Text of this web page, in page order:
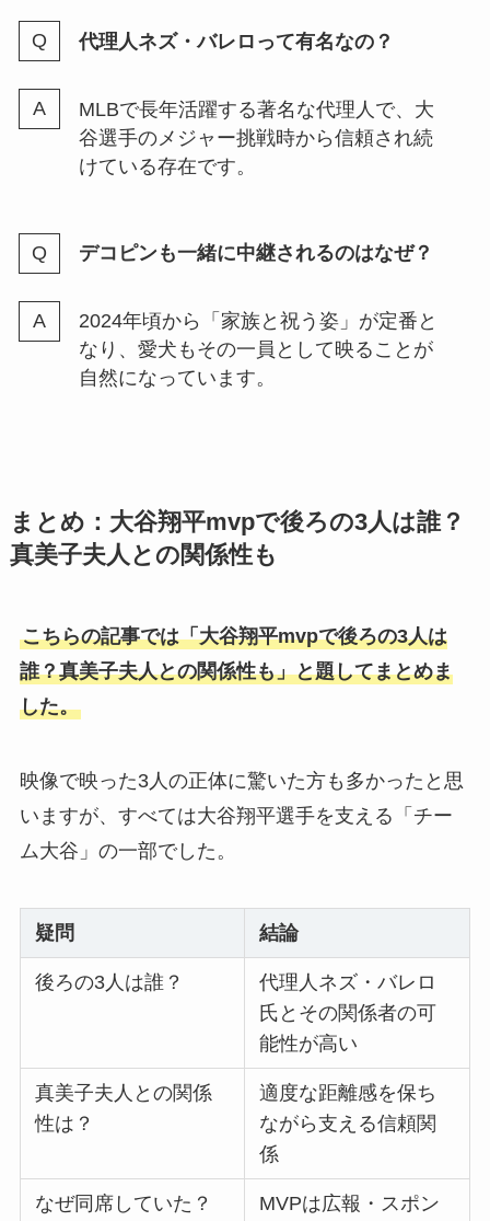
代理人ネズ・バレロって有名なの？
MLBで長年活躍する著名な代理人で、大
谷選手のメジャー挑戦時から信頼され続
けている存在です。
デコピンも一緒に中継されるのはなぜ？
2024年頃から「家族と祝う姿」が定番と
なり、愛犬もその一員として映ることが
自然になっています。
まとめ：大谷翔平mvpで後ろの3人は誰？
真美子夫人との関係性も
こちらの記事では「大谷翔平mvpで後ろの3人は
誰？真美子夫人との関係性も」と題してまとめま
した。
映像で映った3人の正体に驚いた方も多かったと思
いますが、すべては大谷翔平選手を支える「チー
ム大谷」の一部でした。
疑問 結論
後ろの3人は誰？
代理人ネズ・バレロ
氏とその関係者の可
能性が高い
真美子夫人との関係
性は？
適度な距離感を保ち
ながら支える信頼関
係
なぜ同席していた？
MVPは広報・スポン